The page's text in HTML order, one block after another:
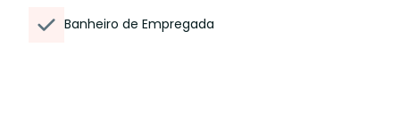
Banheiro de Empregada